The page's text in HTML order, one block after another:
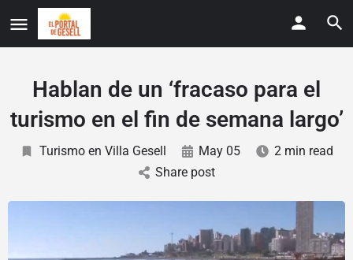
Hablan de un ‘fracaso para el
turismo en el fin de semana largo’
Turismo en Villa Gesell May 05
2 min read
Share post